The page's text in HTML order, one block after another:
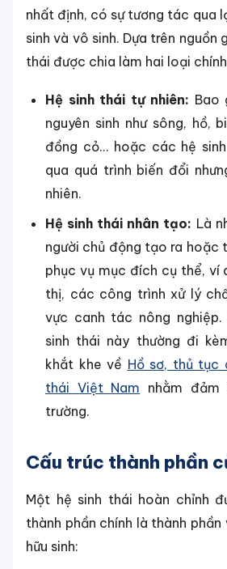
nhất định, có sự tương tác qua
sinh và vô sinh. Dựa trên nguồn
thái được chia làm hai loại
Hệ sinh thái tự nhiên: Bao
nguyên sinh như sông, hồ,
đồng cỏ... hoặc các hệ
qua quá trình biến đổi
nhiên.
Hệ sinh thái nhân tạo: Là
người chủ động tạo ra hoặc
phục vụ mục đích cụ thể, ví
thị, các công trình xử lý
vực canh tác nông
sinh thái này thường đi
khắt khe về Hồ sơ, thủ tục
thái Việt Nam nhằm
trường.
Cấu trúc thành phần
Một hệ sinh thái hoàn chỉnh
thành phần chính là thành
hữu sinh: